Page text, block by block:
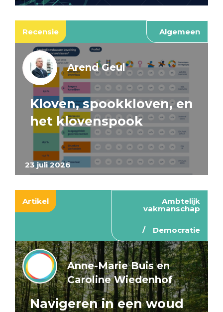
Recensie Algemeen
23 juli 2026
Arend Geul
Kloven, spookkloven, en
het klovenspook
Artikel Ambtelijk
vakmanschap
Democratie
Anne-Marie Buis en
Caroline Wiedenhof
Navigeren in een woud